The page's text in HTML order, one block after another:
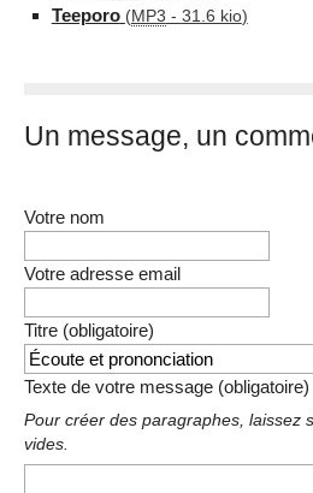
Teeporo (MP3 - 31.6 kio)
Un message, un
Votre nom
Votre adresse email
Titre (obligatoire)
Texte de votre message (obligatoire)
Pour créer des paragraphes, laissez
vides.